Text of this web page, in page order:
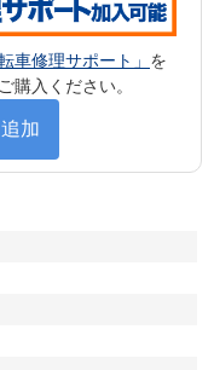
車修理サポート」 を
購入ください。
加